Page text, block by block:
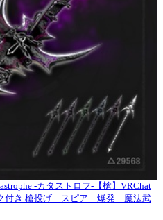
-カタストロフ-【槍】VRChat
ク付き 槍投げ スピア 爆発 魔法武